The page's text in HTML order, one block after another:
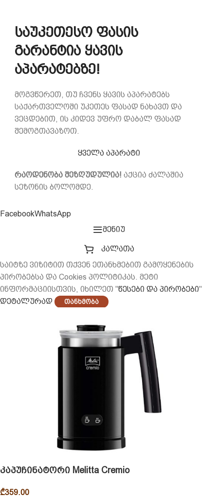
საუკეთესო ფასის
გარანტია ყავის
აპარატებზე!
მოგვწერეთ, თუ ჩვენს ყავის აპარატებს
საქართველოში უკეთეს ფასად ნახავთ და
ვეცდებით, ის კიდევ უფრო დაბალ ფასად
შემოგთავაზოთ.
ყველა აპარატი
რაოდენობა შეზღუდულია! აქცია ძალაშია
სეზონის ბოლომდე.
FacebookWhatsApp
მენიუ
კალათა
საიტზე ვიზიტით თქვენ ეთანხმებით გამოყენების
პირობებსა და Cookies პოლიტიკას. მეტი
ინფორმაციისთვის, იხილეთ "წესები და პირობები"
დეტალურად
Თანხმობა
კაპუჩინატორი Melitta Cremio
₾359.00